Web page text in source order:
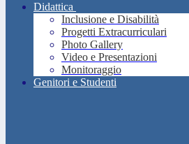
Didattica
Inclusione e Disabilità
Progetti Extracurriculari
Photo Gallery
Video e Presentazioni
Monitoraggio
Genitori e Studenti